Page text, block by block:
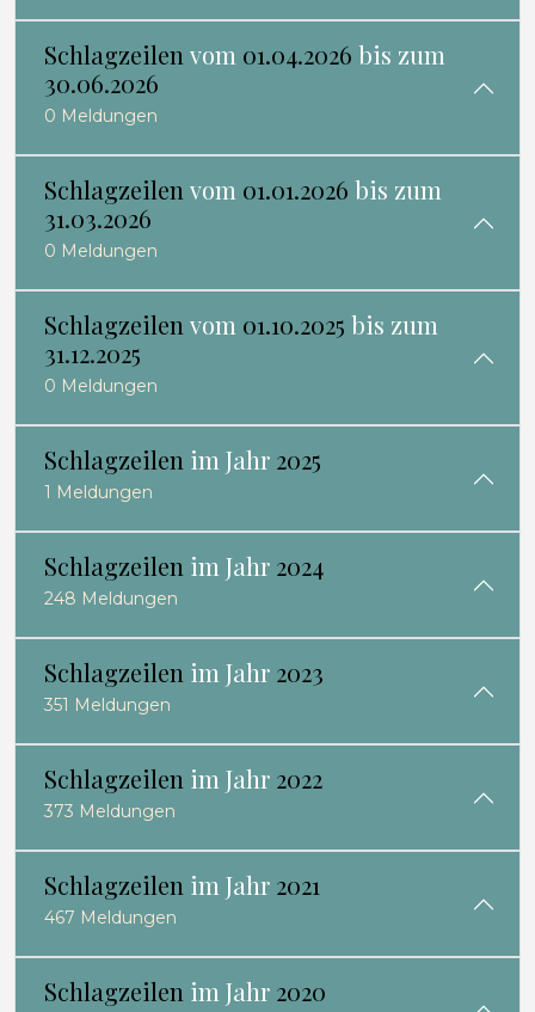
Schlagzeilen vom 01.04.2026 bis zum
30.06.2026
0 Meldungen
Schlagzeilen vom 01.01.2026 bis zum
31.03.2026
0 Meldungen
Schlagzeilen vom 01.10.2025 bis zum
31.12.2025
0 Meldungen
Schlagzeilen im Jahr 2025
1 Meldungen
Schlagzeilen im Jahr 2024
248 Meldungen
Schlagzeilen im Jahr 2023
351 Meldungen
Schlagzeilen im Jahr 2022
373 Meldungen
Schlagzeilen im Jahr 2021
467 Meldungen
Schlagzeilen im Jahr 2020